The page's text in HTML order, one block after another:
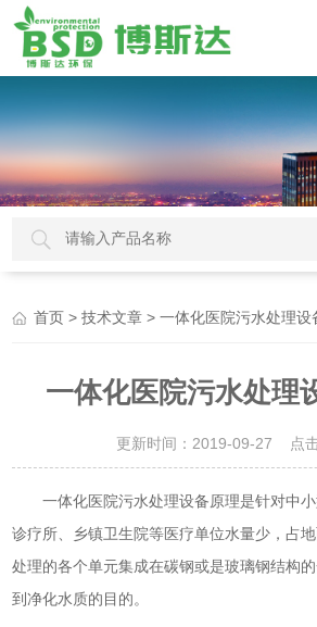
首页 >技术文章 > 一体化医院污水处理设
一体化医院污水处理
更新时间：2019-09-27 点击
一体化医院污水处理设备原理是针对中小
诊疗所、乡镇卫生院等医疗单位水量少，占
处理的各个单元集成在碳钢或是玻璃钢结构
到净化水质的目的。